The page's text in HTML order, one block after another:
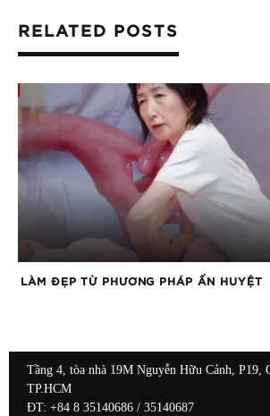
RELATED POSTS
LÀM ĐẸP TỪ PHƯƠNG PHÁP ẤN HUYỆT
Tầng 4, tòa nhà 19M Nguyễn Hữu Cảnh, P19,
TP.HCM
ĐT: +84 8 35140686 / 35140687